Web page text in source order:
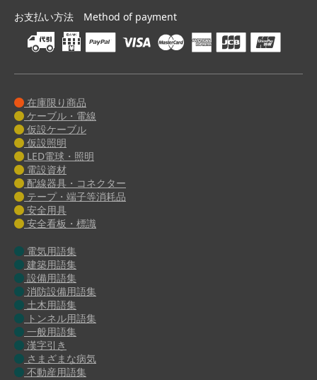
お支払い方法 Method of payment
在庫限り商品
ケーブル・電線
仮設ケーブル
仮設照明
LED電球・照明
電設資材
配線器具・コネクター
テープ・端子等消耗品
安全用具
安全看板・標識
電気用語集
建築用語集
設備用語集
消防設備用語集
土木用語集
トンネル用語集
一般用語集
漢字引き
さまざまな病気
不動産用語集